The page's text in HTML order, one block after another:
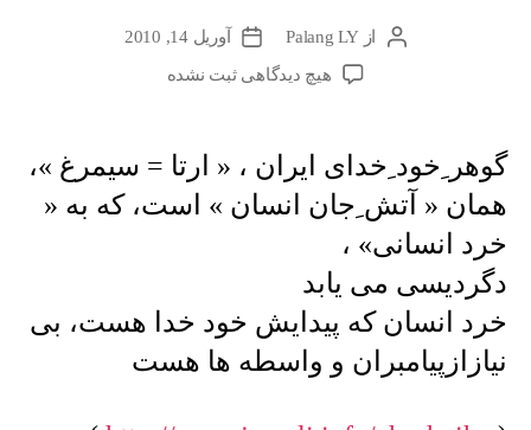
نویسندهٔ
نوشته
ازPalang LY
تاریخآوریل 14, 2010
هیچ دیدگاهیبرای
ِخدای
ایران
،
»،
همان
ثبت نشده
گوهر ِخود ِخدای ایران ، « ارتا = سیمرغ »،
همان « آتش ِجان انسان » است، که به «
خرد انسانی» ،
دگردیسی می یابد
خرد انسان که پیدایش خود خدا هست، بی
نیازازپیامبران و واسطه ها هست